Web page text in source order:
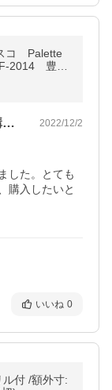
コ Palette
2014 豊富
ーブ
初めて、白、黒色以外のグローブを購入し… 2022/12/2
した。とても
購入したいと
いいね 0
付 /額外寸: